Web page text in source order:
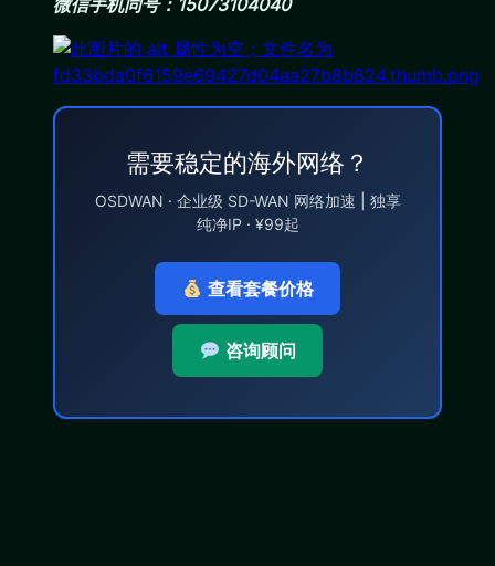
微信手机同号：15073104040
需要稳定的海外网络？
OSDWAN · 企业级 SD-WAN 网络加速 | 独享
纯净IP · ¥99起
查看套餐价格
咨询顾问